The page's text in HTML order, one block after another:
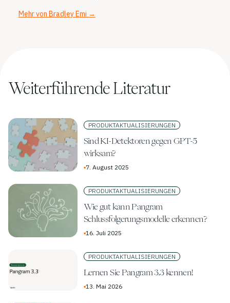
Mehr von Bradley Emi →
Weiterführende Literatur
PRODUKTAKTUALISIERUNGEN
Sind KI-Detektoren gegen GPT-5
wirksam?
▪7. August 2025
PRODUKTAKTUALISIERUNGEN
Wie gut kann Pangram
Schlussfolgerungsmodelle erkennen?
▪16. Juli 2025
PRODUKTAKTUALISIERUNGEN
Lernen Sie Pangram 3.3 kennen!
▪13. Mai 2026